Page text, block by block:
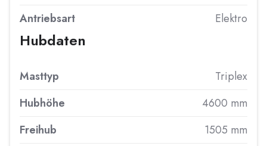
Antriebsart
Elektro
Hubdaten
Masttyp
Triplex
Hubhöhe
4600 mm
Freihub
1505 mm